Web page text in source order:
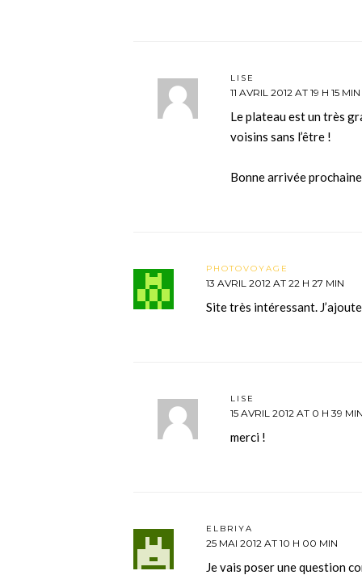
LISE
11 AVRIL 2012 AT 19 H 15 MIN
Le plateau est un très
voisins sans l’être !
Bonne arrivée
PHOTOVOYAGE
13 AVRIL 2012 AT 22 H 27 MIN
Site très intéressant.
LISE
15 AVRIL 2012 AT 0 H 39
merci !
ELBRIYA
25 MAI 2012 AT 10 H 00 MIN
Je vais poser une question